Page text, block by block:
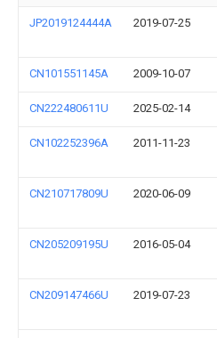
JP2019124444A 2019-07-25
CN101551145A 2009-10-07
CN222480611U 2025-02-14
CN102252396A 2011-11-23
CN210717809U 2020-06-09
CN205209195U 2016-05-04
CN209147466U 2019-07-23